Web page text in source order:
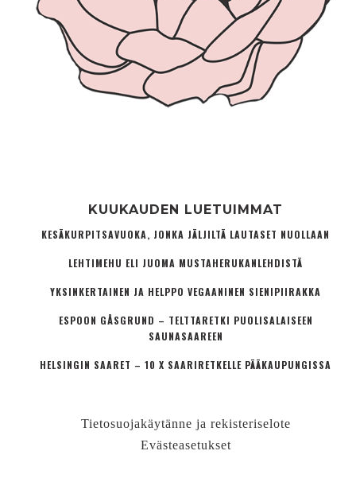
KUUKAUDEN LUETUIMMAT
KESÄKURPITSAVUOKA, JONKA JÄLJILTÄ LAUTASET NUOLLAAN
LEHTIMEHU ELI JUOMA MUSTAHERUKANLEHDISTÄ
YKSINKERTAINEN JA HELPPO VEGAANINEN SIENIPIIRAKKA
ESPOON GÅSGRUND – TELTTARETKI PUOLISALAISEEN
SAUNASAAREEN
HELSINGIN SAARET – 10 X SAARIRETKELLE PÄÄKAUPUNGISSA
Tietosuojakäytänne ja rekisteriselote
Evästeasetukset